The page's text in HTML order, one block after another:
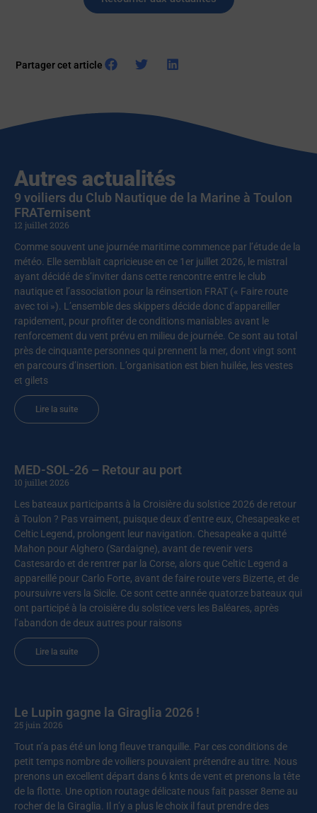
Partager cet article
Autres actualités
9 voiliers du Club Nautique de la Marine à Toulon
FRATernisent
12 juillet 2026
Comme souvent une journée maritime commence par l’étude de la
météo. Elle semblait capricieuse en ce 1er juillet 2026, le mistral
ayant décidé de s’inviter dans cette rencontre entre le club
nautique et l’association pour la réinsertion FRAT (« Faire route
avec toi »). L’ensemble des skippers décide donc d’appareiller
rapidement, pour profiter de conditions maniables avant le
renforcement du vent prévu en milieu de journée. Ce sont au total
près de cinquante personnes qui prennent la mer, dont vingt sont
en parcours d’insertion. L’organisation est bien huilée, les vestes
et gilets
Lire la suite
MED-SOL-26 – Retour au port
10 juillet 2026
Les bateaux participants à la Croisière du solstice 2026 de retour
à Toulon ? Pas vraiment, puisque deux d’entre eux, Chesapeake et
Celtic Legend, prolongent leur navigation. Chesapeake a quitté
Mahon pour Alghero (Sardaigne), avant de revenir vers
Castesardo et de rentrer par la Corse, alors que Celtic Legend a
appareillé pour Carlo Forte, avant de faire route vers Bizerte, et de
poursuivre vers la Sicile. Ce sont cette année quatorze bateaux qui
ont participé à la croisière du solstice vers les Baléares, après
l’abandon de deux autres pour raisons
Lire la suite
Le Lupin gagne la Giraglia 2026 !
25 juin 2026
Tout n’a pas été un long fleuve tranquille. Par ces conditions de
petit temps nombre de voiliers pouvaient prétendre au titre. Nous
prenons un excellent départ dans 6 knts de vent et prenons la tête
de la flotte. Une option routage délicate nous fait passer 8eme au
rocher de la Giraglia. Il n’y a plus le choix il faut prendre des